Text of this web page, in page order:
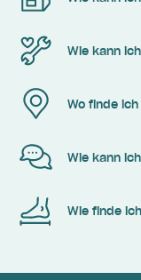
Wie kann
Wo finde
Wie kann
Wie finde